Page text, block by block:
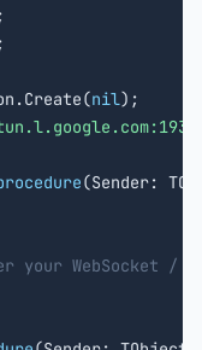
nil);
(Sender:
your WebSocket /